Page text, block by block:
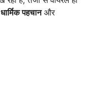
धार्मिक पहचानऔर